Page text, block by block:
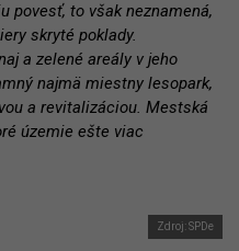
povesť, to však neznamená,
skryté poklady.
a zelené areály v jeho
najmä miestny lesopark,
a revitalizáciou. Mestská
územie ešte viac
Zdroj: SPDe